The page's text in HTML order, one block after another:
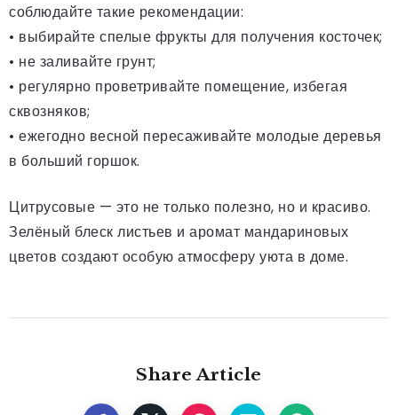
соблюдайте такие рекомендации:
• выбирайте спелые фрукты для получения косточек;
• не заливайте грунт;
• регулярно проветривайте помещение, избегая
сквозняков;
• ежегодно весной пересаживайте молодые деревья
в больший горшок.
Цитрусовые — это не только полезно, но и красиво.
Зелёный блеск листьев и аромат мандариновых
цветов создают особую атмосферу уюта в доме.
Share Article